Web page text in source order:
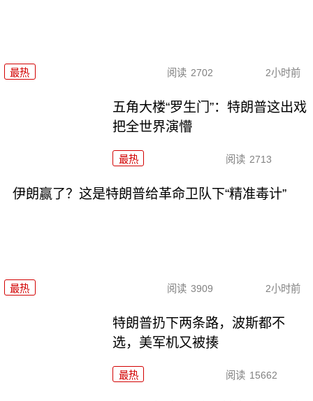
最热 阅读 2702 2小时前
五角大楼“罗生门”：特朗普这出戏
把全世界演懵
最热 阅读 2713
伊朗赢了？这是特朗普给革命卫队下“精准毒计”
最热 阅读 3909 2小时前
特朗普扔下两条路，波斯都不
选，美军机又被揍
最热 阅读 15662